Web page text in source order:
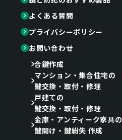
よくある質問
プライバシーポリシー
お問い合わせ
合鍵作成
マンション・集合住宅の
鍵交換・取付・修理
戸建ての
鍵交換・取付・修理
金庫・アンティーク家具の
鍵開け・鍵紛失 作成